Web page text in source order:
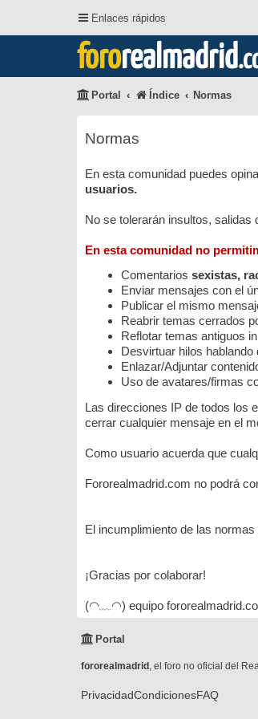
Enlaces rápidos
fororealmadrid
Portal Índice Normas
Normas
En esta comunidad puedes
usuarios.
No se tolerarán insultos, salidas
En esta comunidad no
Comentarios sexistas,
Enviar mensajes con el
Publicar el mismo
Reabrir temas cerrados
Reflotar temas antiguos
Desvirtuar hilos
Enlazar/Adjuntar
Uso de avatares/firmas
Las direcciones IP de todos los
cerrar cualquier mensaje en el
Como usuario acuerda que
Fororealmadrid.com no podrá
El incumplimiento de las
¡Gracias por colaborar!
(◠﹏◠) equipo
Portal
fororealmadrid , el foro no oficial del
PrivacidadCondicionesFAQ